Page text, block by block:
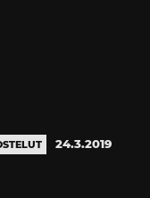
24.3.2019